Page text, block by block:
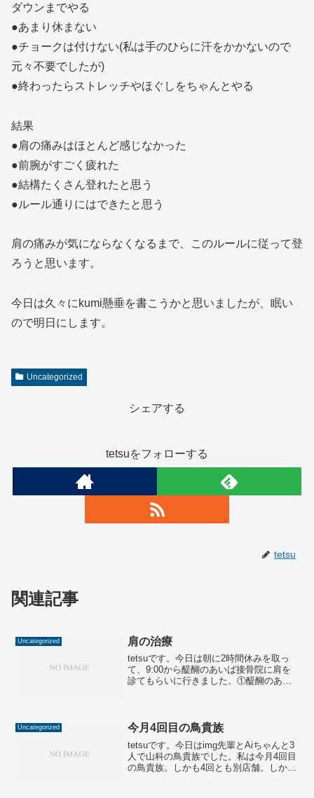
ダウンまでやる
●あまり休まない
●チョークは付けない(私は手のひらに汗をかかないので
元々不要でしたが)
●終わったらストレッチやほぐしをちゃんとやる
結果
●肩の痛みはほとんど感じなかった
●前腕がすごく疲れた
●結構たくさん登れたと思う
●ルール通りにはできたと思う
肩の痛みが気にならなくなるまで、このルールに従って登
ろうと思います。
今日は久々にkumi懸垂を書こうかと思いましたが、眠い
ので明日にします。
Uncategorized
シェアする
tetsuをフォローする
tetsu
関連記事
Uncategorized 肩の治療
tetsuです。今日は朝に2時間休みを取っ
て、9:00から醍醐のあいば接骨院に肩を
診てもらいに行きました。①醍醐のあい
れて、今...
Uncategorized 今月4回目の鳥貴族
tetsuです。今日はimg先輩とAiちゃんと3
人で山科の鳥貴族でした。私は今月4回目
の鳥貴族。しかも4回とも別店舗。しかも